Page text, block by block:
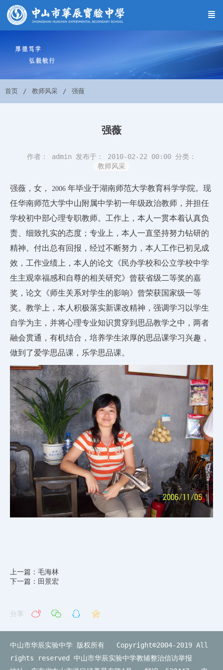
首页 教师风采 强薇
强薇
作者： admin 发布于： 2010-02-22 00:00 分类：
教师风采
强薇，女， 2006 年毕业于湖南师范大学教育科学学院。现
任华南师范大学中山附属中学初一年级政治教师，并担任
学校初中部心理专职教师。工作上，本人一贯本着认真负
责、细致扎实的态度；专业上，本人一直坚持努力钻研的
精神。付出总有回报，经过不断努力，本人工作已初见成
效，工作业绩上，本人的论文《民办学校和公立学校中学
生主观幸福感和自尊的相关研究》曾获省级二等奖的嘉
奖，论文《师生关系对学生的影响》曾荣获国家级一等
奖。教学上，本人积极落实新课改精神，强调学习以学生
自学为主，并将心理专业知识贯穿到思品教学之中，两者
融会贯通，有机结合，培养学生浓厚的思品课学习兴趣，
做到了爱学思品课，乐学思品课。
上一篇：毛海林
下一篇：田景宏
分享
中山市华辰实验中学 版权所有 Copyright©2004-2019 All
rights reserved 中山市华辰实验中学教辅整治信访举报